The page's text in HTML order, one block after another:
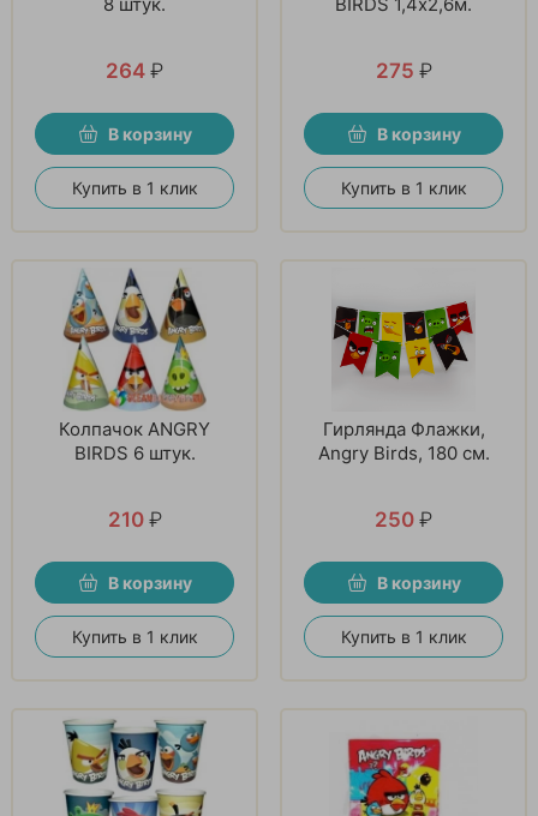
264 ₽
В корзину
Купить в 1 клик
275 ₽
В корзину
Купить в 1 клик
Колпачок ANGRY
BIRDS 6 штук.
210 ₽
В корзину
Купить в 1 клик
Гирлянда Флажки,
Angry Birds, 180 см.
250 ₽
В корзину
Купить в 1 клик